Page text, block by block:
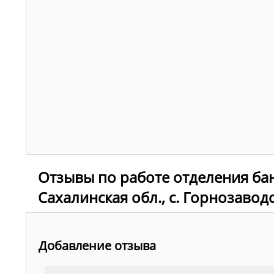
Отзывы по работе отделения
Сахалинская обл., с.
Добавление отзыва